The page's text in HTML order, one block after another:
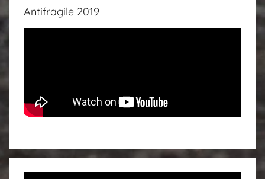
articoli
Antifragile 2019